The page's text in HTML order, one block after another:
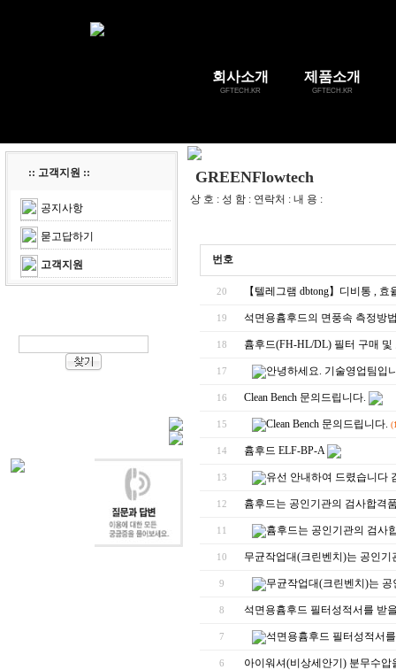
회사소개
GFTECH.KR
제품소개
GFTECH.KR
:: 고객지원 ::
공지사항
묻고답하기
고객지원
GREENFlowtech
상 호 : 성 함 : 연락처 : 내 용 :
번호
20 【텔레그램 dbtong】디비통 ,
19 석면용흄후드의 면풍속 측정방
18 흄후드(FH-HL/DL) 필터 구매 및
17 안녕하세요. 기술영업팀입
16 Clean Bench 문의드립니다.
15 Clean Bench 문의드립니다.
14 흄후드 ELF-BP-A
13 유선 안내하여 드렸습니다
12 흄후드는 공인기관의 검사합격
11 흄후드는 공인기관의 검사
10 무균작업대(크린벤치)는 공인기
9 무균작업대(크린벤치)는
8 석면용흄후드 필터성적서를 받
7 석면용흄후드 필터성적서
6 아이워셔(비상세안기) 분무수압